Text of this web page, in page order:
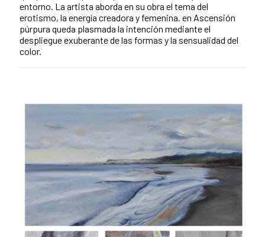
entorno. La artista aborda en su obra el tema del
erotismo, la energía creadora y femenina. en Ascensión
púrpura queda plasmada la intención mediante el
despliegue exuberante de las formas y la sensualidad del
color.